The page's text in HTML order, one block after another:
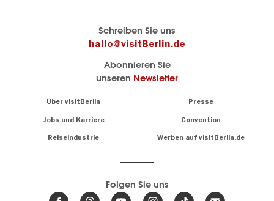
Schreiben Sie uns
hallo@visitBerlin.de
Abonnieren Sie
unseren Newsletter
Über visitBerlin Presse
Jobs und Karriere Convention
Reiseindustrie Werben auf visitBerlin.de
sind
für Sie da.
Tickets
Insidertipps
Folgen Sie uns